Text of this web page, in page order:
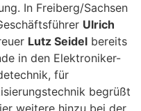
In Freiberg/Sachsen
Ulrich
Lutz Seidel bereits
in den Elektroniker-
für
begrüßt